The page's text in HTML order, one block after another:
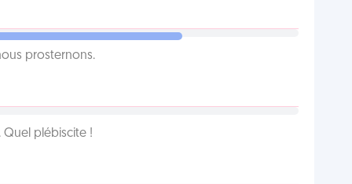
prosternons.
Quel plébiscite !